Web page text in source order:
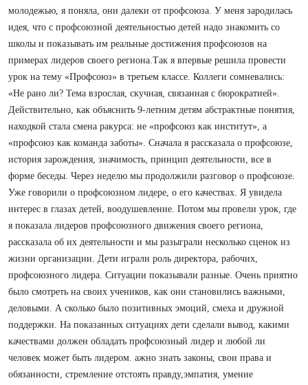
молодежью, я поняла, они далеки от профсоюза. У меня зародилась
идея, что с профсоюзной деятельностью детей надо знакомить со
школы и показывать им реальные достижения профсоюзов на
примерах лидеров своего региона.Так я впервые решила провести
урок на тему «Профсоюз» в третьем классе. Коллеги сомневались:
«Не рано ли? Тема взрослая, скучная, связанная с бюрократией».
Действительно, как объяснить 9-летним детям абстрактные понятия,
находкой стала смена ракурса: не «профсоюз как институт», а
«профсоюз как команда заботы». Сначала я рассказала о профсоюзе,
история зарождения, значимость, принцип деятельности, все в
форме беседы. Через неделю мы продолжили разговор о профсоюзе.
Уже говорили о профсоюзном лидере, о его качествах. Я увидела
интерес в глазах детей, воодушевление. Потом мы провели урок, где
я показала лидеров профсоюзного движения своего региона,
рассказала об их деятельности и мы разыграли несколько сценок из
жизни организации. Дети играли роль директора, рабочих,
профсоюзного лидера. Ситуации показывали разные. Очень приятно
было смотреть на своих учеников, как они становились важными,
деловыми. А сколько было позитивных эмоций, смеха и дружной
поддержки. На показанных ситуациях дети сделали вывод, какими
качествами должен обладать профсоюзный лидер и любой ли
человек может быть лидером. ажно знать законы, свои права и
обязанности, стремление отстоять правду,эмпатия, умение